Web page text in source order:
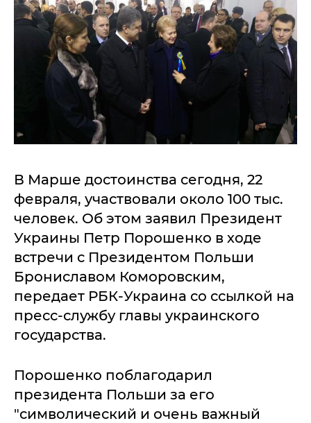
В Марше достоинства сегодня, 22
февраля, участвовали около 100 тыс.
человек. Об этом заявил Президент
Украины Петр Порошенко в ходе
встречи с Президентом Польши
Брониславом Коморовским,
передает РБК-Украина со ссылкой на
пресс-службу главы украинского
государства.
Порошенко поблагодарил
президента Польши за его
"символический и очень важный